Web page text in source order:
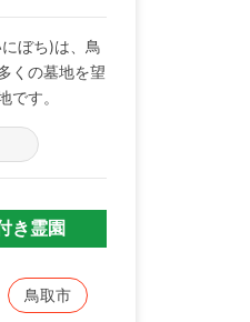
ぼち)は、鳥
くの墓地を望
です。
在は、檀家条
寺墓地は古く
秋には美しい
あふれる寺院
き霊園
鳥取市